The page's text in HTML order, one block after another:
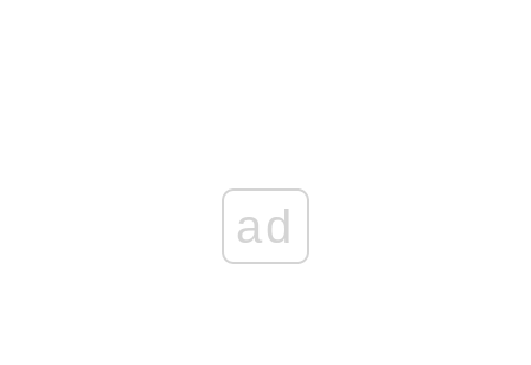
ad